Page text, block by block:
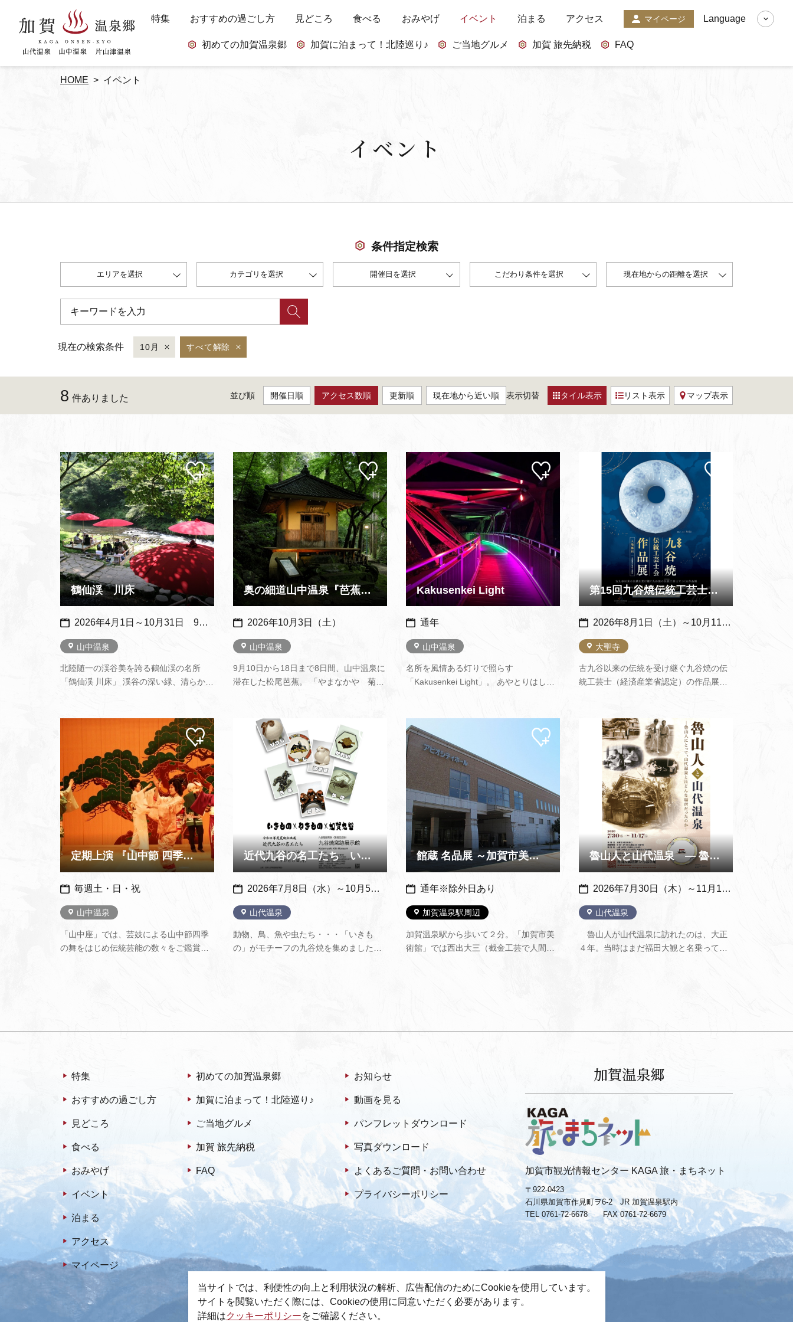
特集 おすすめの過ごし方 見どころ 食べる おみやげ イベント 泊まる アクセス マイページ
初めての加賀温泉郷 加賀に泊まって！北陸巡り♪ ご当地グルメ 加賀 旅先納税 FAQ
Language
HOME イベント
イベント
条件指定検索
エリアを選択 カテゴリを選択 開催日を選択 こだわり条件を選択 現在地からの距離を選択
現在の検索条件 10月 すべて解除
8 件ありました 並び順 開催日順 アクセス数順 更新順 現在地から近い順 表示切替 タイル表示 リスト表示 マップ表示
鶴仙渓 川床
山中温泉
2026年4月1日～10月31日 9：30～16：00 11月1日～11月30日 10：00～15：00 ※雨天及び河川の増水時は中止となります。※メンテナンス休業期間あり
北陸随一の渓谷美を誇る鶴仙渓の名所
「鶴仙渓 川床」 渓谷の深い緑、清らかな
葉を眺めながら、ここにしかない風情あ
るひとときをお過ごしください。 さら
に、山中出身の和の鉄人…
マイ
ペー
ジに
追加
奥の細道山中温泉『芭蕉祭』全国俳句大会
山中温泉
2026年10月3日（土）
9月10日から18日まで8日間、山中温泉に
滞在した松尾芭蕉。 「やまなかや 菊は
集・吟行句会についてはこちら（加賀市
公式サイト）から
マイ
ペー
ジに
追加
Kakusenkei Light
山中温泉
通年
名所を風情ある灯りで照らす
「Kakusenkei Light」。 あやとりはしと
新しいインスタ映えスポットです！（山
中温泉観光協会ホームページより）※
日…
マイ
ペー
ジに
第15回九谷焼伝統工芸士会作品展 ～ 九谷焼美術館 ～
大聖寺
2026年8月1日（土）～10月11日（日）
古九谷以来の伝統を受け継ぐ九谷焼の伝
統工芸士（経済産業省認定）の作品展。
ギャラリートーク（広報かがより転載）
マイ
ペー
追加
定期上演 『山中節 四季の舞』
山中温泉
毎週土・日・祝
「山中座」では、芸妓による山中節四季
の舞をはじめ伝統芸能の数々をご鑑賞い
マイ
ペー
ジに
追加
近代九谷の名工たち いきもの×やきもの×加賀九谷 ～ 九谷焼…
山代温泉
2026年7月8日（水）～10月5日（月）
動物、鳥、魚や虫たち・・・「いきも
の」がモチーフの九谷焼を集めました。
マイ
館蔵 名品展 ～加賀市美術館～
加賀温泉駅周辺
通年※除外日あり
加賀温泉駅から歩いて２分。「加賀市美
術館」では西出大三（截金工芸で人間国
マイ
ペー
魯山人と山代温泉 ― 魯山人にとって、山代温泉とはどんな場所…
山代温泉
2026年7月30日（木）～11月17日（火）
魯山人が山代温泉に訪れたのは、大正
４年。当時はまだ福田大観と名乗ってい
特集
おすすめの過ごし方
見どころ
食べる
おみやげ
イベント
泊まる
アクセス
マイページ
初めての加賀温泉郷
加賀に泊まって！北陸巡り♪
ご当地グルメ
加賀 旅先納税
FAQ
お知らせ
動画を見る
パンフレットダウンロード
写真ダウンロード
よくあるご質問・お問い合わせ
プライバシーポリシー
加賀温泉郷
加賀市観光情報センター KAGA 旅・まちネット
〒922-0423
石川県加賀市作見町ヲ6-2 JR 加賀温泉駅内
TEL 0761-72-6678
FAX 0761-72-6679
当サイトでは、利便性の向上と利用状況の解析、広告配信のためにCookieを使用しています。
サイトを閲覧いただく際には、Cookieの使用に同意いただく必要があります。
詳細はクッキーポリシーをご確認ください。